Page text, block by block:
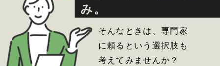
み。
そんなときは、専門家
に頼るという選択肢も
考えてみませんか？